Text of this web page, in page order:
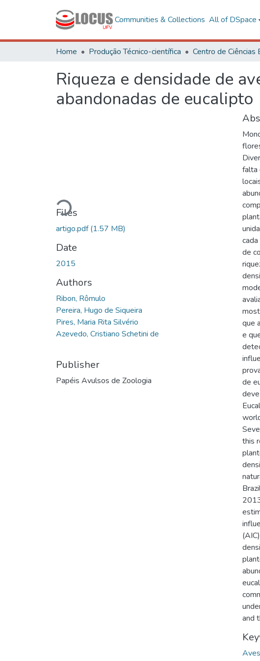
Communities & Collections All of DSpace
Home Produção Técnico-científica
Riqueza e densidade de
abandonadas de eucalipto
Loading...
Files
artigo.pdf(1.57 MB)
Date
2015
Authors
Ribon, Rômulo
Pereira, Hugo de Siqueira
Pires, Maria Rita Silvério
Azevedo, Cristiano Schetini de
Publisher
Papéis Avulsos de Zoologia
falta
de
que
e
de
this
and